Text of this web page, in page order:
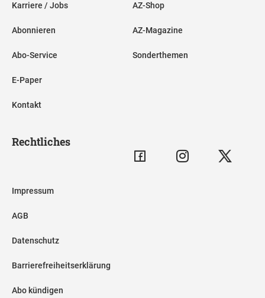
Karriere / Jobs
Abonnieren
Abo-Service
E-Paper
Kontakt
AZ-Shop
AZ-Magazine
Sonderthemen
Rechtliches
Impressum
AGB
Datenschutz
Barrierefreiheitserklärung
Abo kündigen